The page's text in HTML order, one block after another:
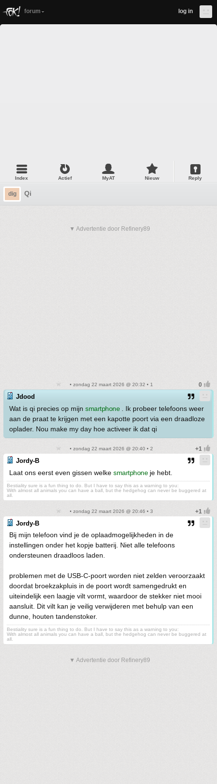
forum log in
Index Actief MyAT Nieuw Reply
dig Qi
▼ Advertentie door Refinery89
• zondag 22 maart 2026 @ 20:32 • 1
Jdood
Wat is qi precies op mijn smartphone. Ik probeer telefoons weer
aan de praat te krijgen met een kapotte poort via een draadloze
oplader. Nou make my day hoe activeer ik dat qi
• zondag 22 maart 2026 @ 20:40 • 2
Jordy-B
Laat ons eerst even gissen welke smartphoneje hebt.
Bestiality sure is a fun thing to do. But I have to say this as a warning to you:
With almost all animals you can have a ball, but the hedgehog can never be buggered at
all.
• zondag 22 maart 2026 @ 20:46 • 3
Jordy-B
Bij mijn telefoon vind je de oplaadmogelijkheden in de
instellingen onder het kopje batterij. Niet alle telefoons
ondersteunen draadloos laden.
problemen met de USB-C-poort worden niet zelden veroorzaakt
doordat broekzakpluis in de poort wordt samengedrukt en
uiteindelijk een laagje vilt vormt, waardoor de stekker niet mooi
aansluit. Dit vilt kan je veilig verwijderen met behulp van een
dunne, houten tandenstoker.
Bestiality sure is a fun thing to do. But I have to say this as a warning to you:
With almost all animals you can have a ball, but the hedgehog can never be buggered at
all.
▼ Advertentie door Refinery89